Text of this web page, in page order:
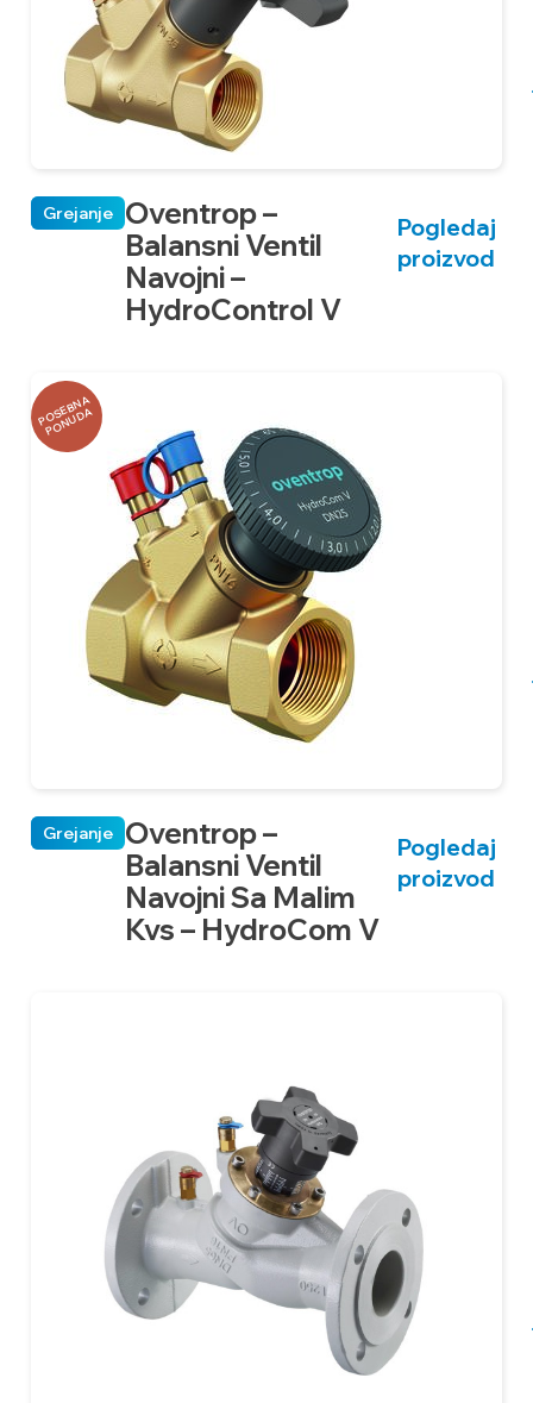
Oventrop –
Balansni Ventil
Navojni –
HydroControl V
Grejanje
Pogledaj
proizvod
P
O
S
E
B
N
A
P
O
N
U
D
A
Oventrop –
Balansni Ventil
Navojni Sa Malim
Kvs – HydroCom V
Grejanje
Pogledaj
proizvod